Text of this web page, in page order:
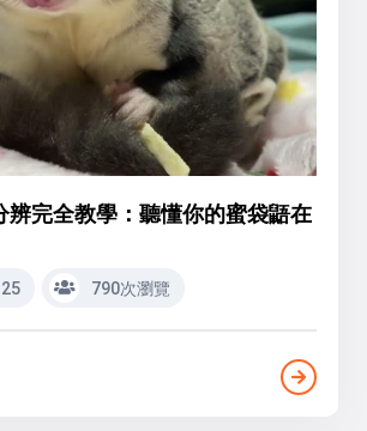
辨完全教學：聽懂你的蜜袋鼯在
790次瀏覽